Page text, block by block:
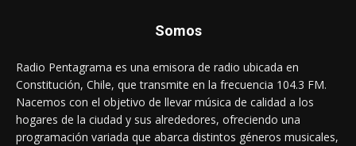
Somos
Radio Pentagrama es una emisora de radio ubicada en
Constitución, Chile, que transmite en la frecuencia 104.3 FM.
Nacemos con el objetivo de llevar música de calidad a los
hogares de la ciudad y sus alrededores, ofreciendo una
programación variada que abarca distintos géneros musicales,